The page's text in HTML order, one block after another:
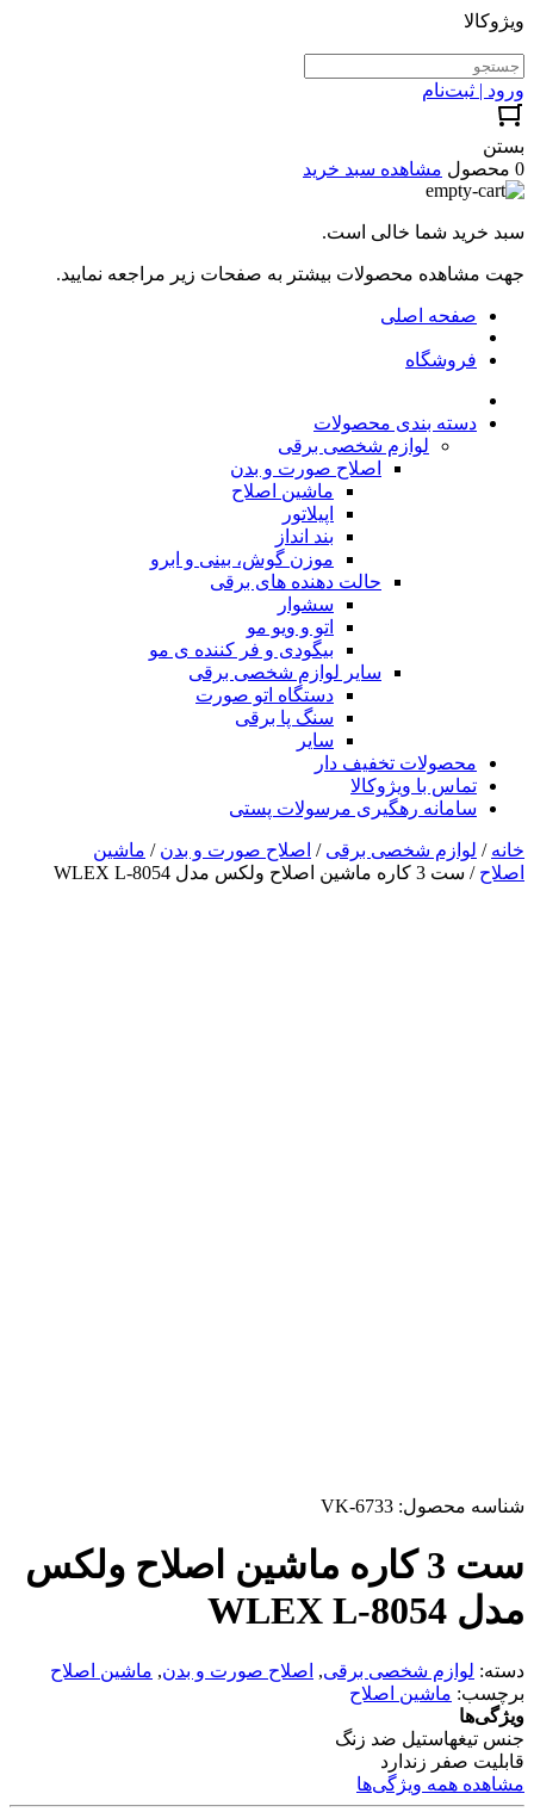
ویژوکالا
ورود | ثبت‌نام
بستن
0 محصول
مشاهده سبد خرید
سبد خرید شما خالی است.
جهت مشاهده محصولات بیشتر به صفحات زیر مراجعه نمایید.
صفحه اصلی
فروشگاه
دسته بندی محصولات
لوازم شخصی برقی
اصلاح صورت و بدن
ماشین اصلاح
اپیلاتور
بند انداز
موزن گوش، بینی و ابرو
حالت دهنده های برقی
سشوار
اتو و ویو مو
بیگودی و فر کننده ی مو
سایر لوازم شخصی برقی
دستگاه اتو صورت
سنگ پا برقی
سایر
محصولات تخفیف دار
تماس با ویژوکالا
سامانه رهگیری مرسولات پستی
خانه / لوازم شخصی برقی / اصلاح صورت و بدن / ماشین
اصلاح / ست 3 کاره ماشین اصلاح ولکس مدل WLEX L-8054
شناسه محصول: VK-6733
ست 3 کاره ماشین اصلاح ولکس
مدل WLEX L-8054
دسته: لوازم شخصی برقی, اصلاح صورت و بدن, ماشین اصلاح
برچسب: ماشین اصلاح
ویژگی‌ها
جنس تیغهاستیل ضد زنگ
قابلیت صفر زندارد
مشاهده همه ویژگی‌ها